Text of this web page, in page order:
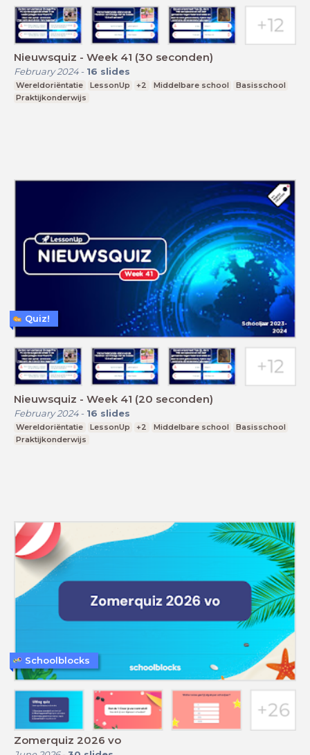
Nieuwsquiz - Week 41 (30 seconden)
February 2024- 16 slides
Wereldoriëntatie LessonUp +2 Middelbare school
Basisschool
Praktijkonderwijs
Nieuwsquiz - Week 41 (20 seconden)
February 2024- 16 slides
Wereldoriëntatie LessonUp +2 Middelbare school
Basisschool
Praktijkonderwijs
Quiz!
Zomerquiz 2026 vo
Schoolblocks